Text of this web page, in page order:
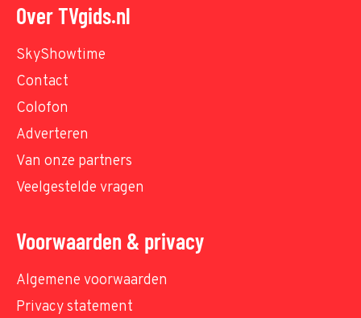
Over TVgids.nl
SkyShowtime
Contact
Colofon
Adverteren
Van onze partners
Veelgestelde vragen
Voorwaarden & privacy
Algemene voorwaarden
Privacy statement